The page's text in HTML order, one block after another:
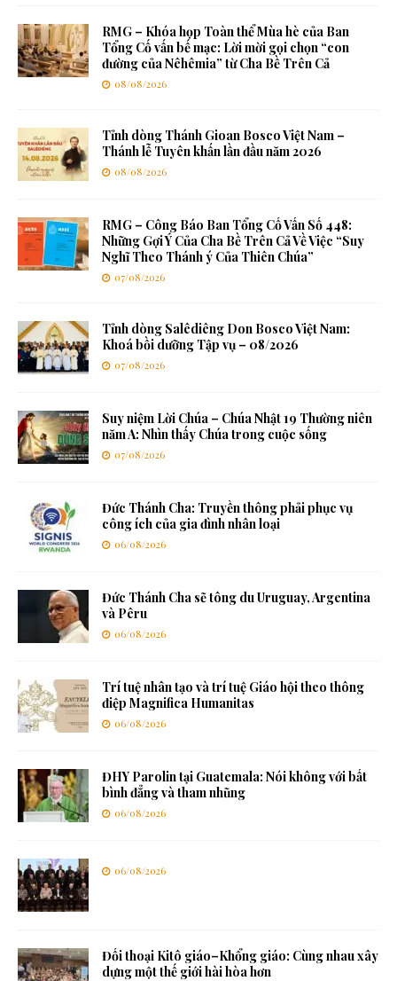
RMG – Khóa họp Toàn thể Mùa hè của Ban
Tổng Cố vấn bế mạc: Lời mời gọi chọn “con
đường của Nêhêmia” từ Cha Bề Trên Cả
08/08/2026
Tỉnh dòng Thánh Gioan Bosco Việt Nam –
Thánh lễ Tuyên khấn lần đầu năm 2026
08/08/2026
RMG – Công Báo Ban Tổng Cố Vấn Số 448:
Những Gợi Ý Của Cha Bề Trên Cả Về Việc “Suy
Nghĩ Theo Thánh ý Của Thiên Chúa”
07/08/2026
Tỉnh dòng Salêdiêng Don Bosco Việt Nam:
Khoá bồi dưỡng Tập vụ – 08/2026
07/08/2026
Suy niệm Lời Chúa – Chúa Nhật 19 Thường niên
năm A: Nhìn thấy Chúa trong cuộc sống
07/08/2026
Đức Thánh Cha: Truyền thông phải phục vụ
công ích của gia đình nhân loại
06/08/2026
Đức Thánh Cha sẽ tông du Uruguay, Argentina
và Pêru
06/08/2026
Trí tuệ nhân tạo và trí tuệ Giáo hội theo thông
điệp Magnifica Humanitas
06/08/2026
ĐHY Parolin tại Guatemala: Nói không với bất
bình đẳng và tham nhũng
06/08/2026
06/08/2026
Đối thoại Kitô giáo–Khổng giáo: Cùng nhau xây
dựng một thế giới hài hòa hơn